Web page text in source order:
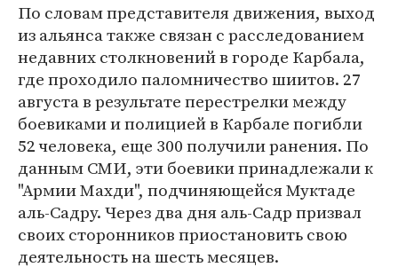
По словам представителя движения, выход
из альянса также связан с расследованием
недавних столкновений в городе Карбала,
где проходило паломничество шиитов. 27
августа в результате перестрелки между
боевиками и полицией в Карбале погибли
52 человека, еще 300 получили ранения. По
данным СМИ, эти боевики принадлежали к
"Армии Махди", подчиняющейся Муктаде
аль-Садру. Через два дня аль-Садр призвал
своих сторонников приостановить свою
деятельность на шесть месяцев.